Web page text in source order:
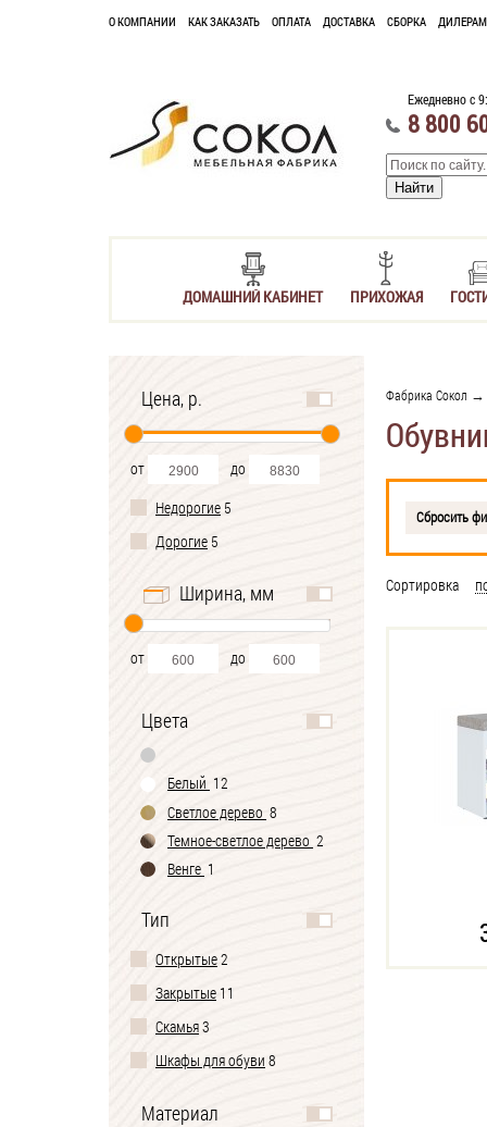
О КОМПАНИИ КАК ЗАКАЗАТЬ ОПЛАТА ДОСТАВКА СБОРКА ДИЛЕРАМ
Ежедневно с
8 800
ДОМАШНИЙ КАБИНЕТ ПРИХОЖАЯ
Цена, р.
от
до
Недорогие 5
Дорогие 5
Ширина, мм
от до
Цвета
Белый 12
Светлое дерево 8
Темное-cветлое дерево 2
Венге 1
Тип
Открытые2
Закрытые 11
Скамья3
Шкафы для обуви 8
Материал
Фабрика Сокол →
Сбросить
Сортировка